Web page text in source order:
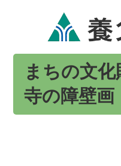
まちの文
寺の障壁画